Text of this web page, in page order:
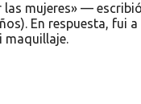
las mujeres» —
En respuesta, fui
maquillaje.